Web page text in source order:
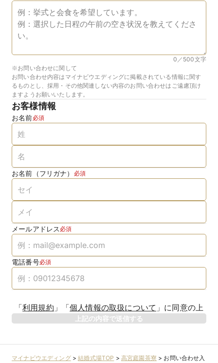
0／500文字
※お問い合わせに関して
お問い合わせ内容はマイナビウエディングに掲載されている情報に関す
るものとし、採用・その他関連しない内容のお問い合わせはご遠慮頂け
ますようお願いいたします。
お客様情報
お名前必須
お名前（フリガナ） 必須
メールアドレス 必須
電話番号必須
「利用規約 」 「個人情報の取扱について 」 に同意の上
上記の内容で送信する
マイナビウエディング>結婚式場TOP > 高宮庭園茶寮 > お問い合わせ入